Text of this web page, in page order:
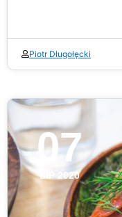
Piotr Długołęcki
07
LIP 2020